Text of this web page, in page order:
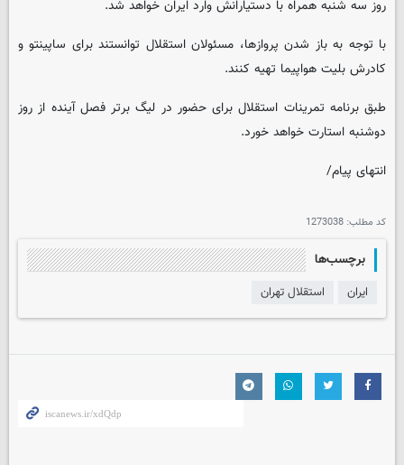
روز سه شنبه همراه با دستیارانش وارد ایران خواهد شد.
با توجه به باز شدن پروازها، مسئولان استقلال توانستند برای ساپینتو و
کادرش بلیت هواپیما تهیه کنند.
طبق برنامه تمرینات استقلال برای حضور در لیگ برتر فصل آینده از روز
دوشنبه استارت خواهد خورد.
انتهای پیام/
کد مطلب: 1273038
برچسب‌ها
ایران استقلال تهران